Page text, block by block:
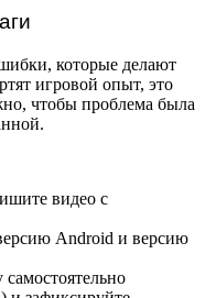
которые делают
игровой опыт, это
чтобы проблема была
видео с
Android и версию